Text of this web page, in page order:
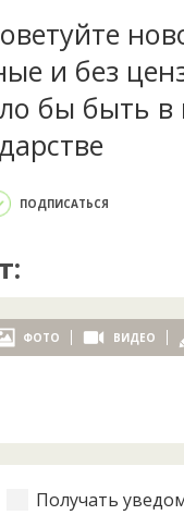
и без
бы быть в
ПОДПИСАТЬСЯ
ФОТО ВИДЕО
Получать